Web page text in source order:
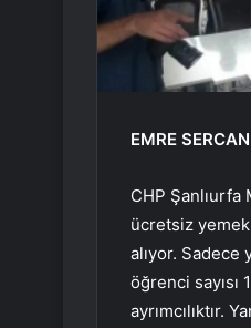
EMRE
CHP
ücretsiz
alıyor.
öğrenci
ayrımcılıktır.